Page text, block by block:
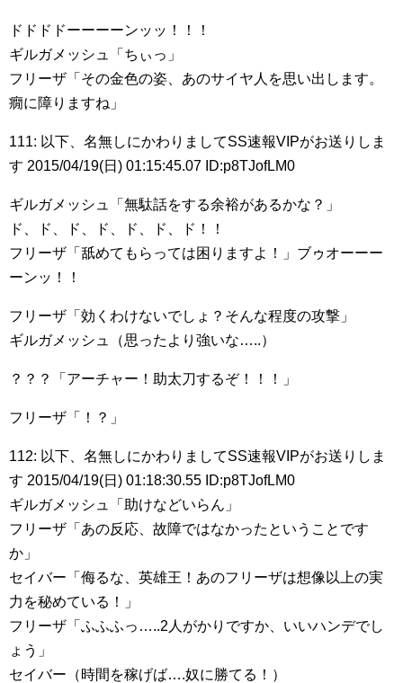
ドドドドーーーーンッッ！！！
ギルガメッシュ「ちぃっ」
フリーザ「その金色の姿、あのサイヤ人を思い出します。
癇に障りますね」
111: 以下、名無しにかわりましてSS速報VIPがお送りしま
す 2015/04/19(日) 01:15:45.07 ID:p8TJofLM0
ギルガメッシュ「無駄話をする余裕があるかな？」
ド、ド、ド、ド、ド、ド、ド！！
フリーザ「舐めてもらっては困りますよ！」ブゥオーーー
ーンッ！！
フリーザ「効くわけないでしょ？そんな程度の攻撃」
ギルガメッシュ（思ったより強いな…..）
？？？「アーチャー！助太刀するぞ！！！」
フリーザ「！？」
112: 以下、名無しにかわりましてSS速報VIPがお送りしま
す 2015/04/19(日) 01:18:30.55 ID:p8TJofLM0
ギルガメッシュ「助けなどいらん」
フリーザ「あの反応、故障ではなかったということです
か」
セイバー「侮るな、英雄王！あのフリーザは想像以上の実
力を秘めている！」
フリーザ「ふふふっ…..2人がかりですか、いいハンデでし
ょう」
セイバー（時間を稼げば….奴に勝てる！）